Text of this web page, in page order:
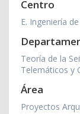
Centro
E. Ingeniería
Teoría de la
Telemáticos y
Área
Proyectos